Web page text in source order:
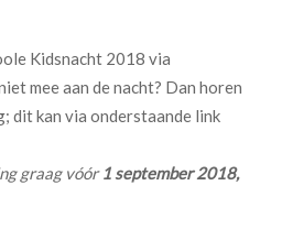
Kidsnacht 2018 via
mee aan de nacht? Dan horen
dit kan via onderstaande link
graag vóór1 september 2018,